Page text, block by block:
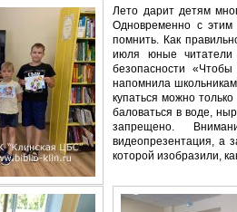
Лето дарит детям
Одновременно с
помнить. Как
июля юные читатели
безопасности
напомнила
купаться можно
баловаться в воде,
запрещено.
видеопрезентация, а
которой изобразили,